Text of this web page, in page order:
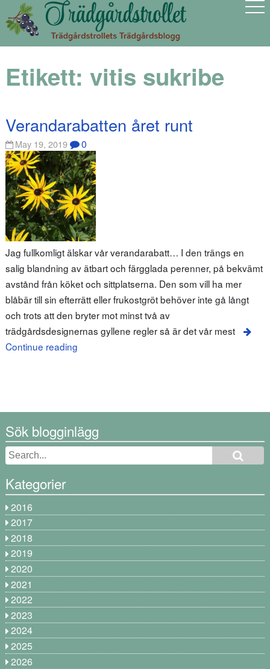
Etikett: vitis sukribe
Verandarabatten året runt
May 19, 2019 0
Jag fullkomligt älskar vår verandarabatt… I den trängs en
salig blandning av ätbart och färgglada perenner, på bekvämt
avstånd från köket och sittplatserna. Den som vill ha mer
blåbär till sin efterrätt eller frukostgröt behöver inte gå långt
och trots att den bryter mot minst två av
trädgårdsdesignernas gyllene regler så är det vår mest
Continue reading
Sök blogginlägg
Kategorier
2016
2017
2018
2019
2020
2021
2022
2023
2024
2025
2026